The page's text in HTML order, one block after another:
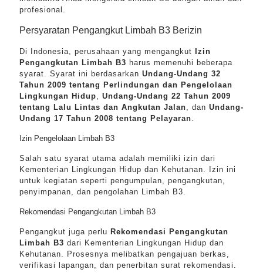
profesional.
Persyaratan Pengangkut Limbah B3 Berizin
Di Indonesia, perusahaan yang mengangkut
Izin
Pengangkutan Limbah B3 harus memenuhi beberapa
syarat. Syarat ini berdasarkan Undang-Undang 32
Tahun 2009 tentang Perlindungan dan Pengelolaan
Lingkungan Hidup, Undang-Undang 22 Tahun 2009
tentang Lalu Lintas dan Angkutan Jalan, dan Undang-
Undang 17 Tahun 2008 tentang Pelayaran.
Izin Pengelolaan Limbah B3
Salah satu syarat utama adalah memiliki izin dari
Kementerian Lingkungan Hidup dan Kehutanan. Izin ini
untuk kegiatan seperti pengumpulan, pengangkutan,
penyimpanan, dan pengolahan Limbah B3.
Rekomendasi Pengangkutan Limbah B3
Pengangkut juga perlu Rekomendasi Pengangkutan
Limbah B3 dari Kementerian Lingkungan Hidup dan
Kehutanan. Prosesnya melibatkan pengajuan berkas,
verifikasi lapangan, dan penerbitan surat rekomendasi.